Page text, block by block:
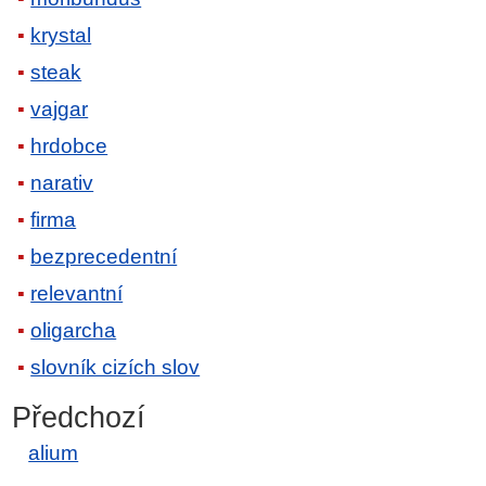
krystal
steak
vajgar
hrdobce
narativ
firma
bezprecedentní
relevantní
oligarcha
slovník cizích slov
Předchozí
alium